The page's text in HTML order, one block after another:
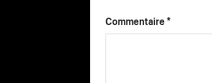
Commentaire *